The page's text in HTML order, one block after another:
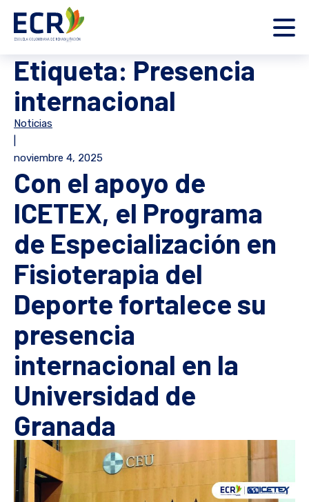
Etiqueta: Presencia
internacional
Noticias
noviembre 4, 2025
Con el apoyo de
ICETEX, el Programa
de Especialización en
Fisioterapia del
Deporte fortalece su
presencia
internacional en la
Universidad de
Granada